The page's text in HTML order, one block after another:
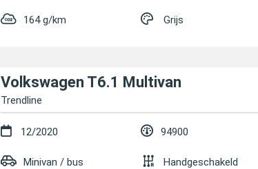
164 g/km Grijs
Volkswagen T6.1 Multivan
Trendline
12/2020 94900
Minivan / bus Handgeschakeld